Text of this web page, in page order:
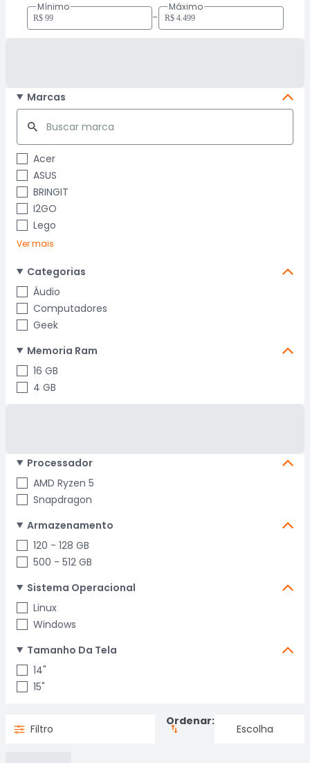
Mínimo
-
Máximo
Marcas
Acer
ASUS
BRINGIT
I2GO
Lego
Ver mais
Categorias
Áudio
Computadores
Geek
Memoria Ram
16 GB
4 GB
Processador
AMD Ryzen 5
Snapdragon
Armazenamento
120 - 128 GB
500 - 512 GB
Sistema Operacional
Linux
Windows
Tamanho Da Tela
14"
15"
Filtro
Ordenar: